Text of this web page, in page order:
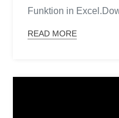
Funktion in
READ MORE